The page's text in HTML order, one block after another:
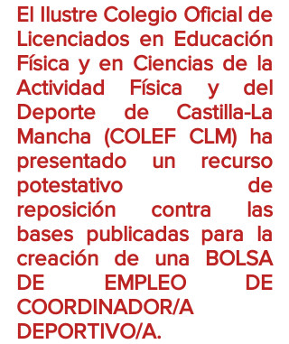
El Ilustre Colegio Oficial de
Licenciados en Educación
Física y en Ciencias de la
Actividad Física y del
Deporte de Castilla-La
Mancha (COLEF CLM) ha
presentado un recurso
potestativo de
reposición contra las
bases publicadas para la
creación de una BOLSA
DE EMPLEO DE
COORDINADOR/A
DEPORTIVO/A.